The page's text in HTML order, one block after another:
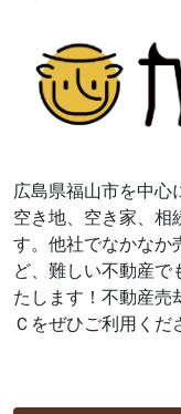
広島県福山市を中心
空き地、空き家、相
す。他社でなかなか
ど、難しい不動産で
たします！不動産売
Ｃをぜひご利用くだ